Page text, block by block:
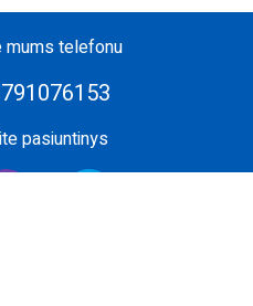
mums telefonu
pasiuntinys